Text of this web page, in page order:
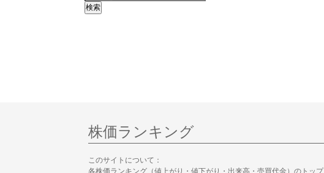
株価ランキング
このサイトについて：
各株価ランキング（値上がり・値下がり・出来高・売買代金）のトップ